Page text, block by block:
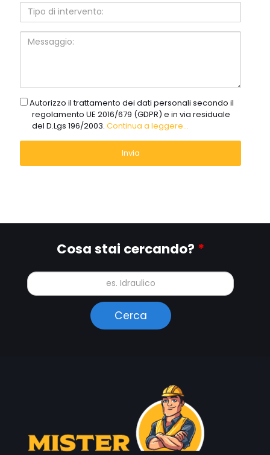
Tipo
intervento:
Messaggio:
gdprAutorizzo il trattamento dei dati personali secondo il
regolamento UE 2016/679 (GDPR) e in via residuale
del D.Lgs 196/2003. Continua a leggere...
Cosa stai cercando? *